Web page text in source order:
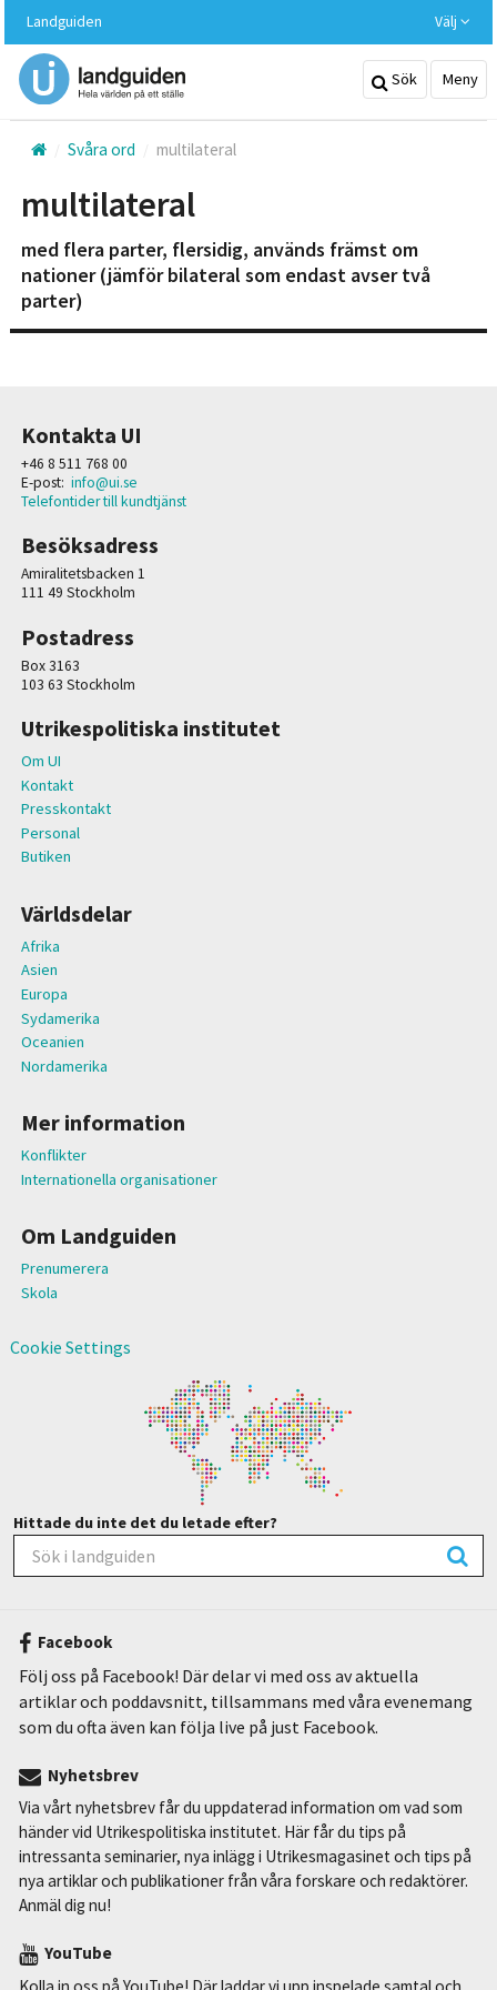
huvudinnehållet
Landguiden Välj
Sök Meny
Svåra ord multilateral
multilateral
med flera parter, flersidig, används främst om
nationer (jämför bilateral som endast avser två
parter)
Kontakta UI
+46 8 511 768 00
E-post: info@ui.se
Telefontider till kundtjänst
Besöksadress
Amiralitetsbacken 1
111 49 Stockholm
Postadress
Box 3163
103 63 Stockholm
Utrikespolitiska institutet
Om UI
Kontakt
Presskontakt
Personal
Butiken
Världsdelar
Afrika
Asien
Europa
Sydamerika
Oceanien
Nordamerika
Mer information
Konflikter
Internationella organisationer
Om Landguiden
Prenumerera
Skola
Cookie Settings
Hittade du inte det du letade efter?
Facebook
Följ oss på Facebook! Där delar vi med oss av aktuella
artiklar och poddavsnitt, tillsammans med våra evenemang
som du ofta även kan följa live på just Facebook.
Nyhetsbrev
Via vårt nyhetsbrev får du uppdaterad information om vad som
händer vid Utrikespolitiska institutet. Här får du tips på
intressanta seminarier, nya inlägg i Utrikesmagasinet och tips på
nya artiklar och publikationer från våra forskare och redaktörer.
Anmäl dig nu!
YouTube
Kolla in oss på YouTube! Där laddar vi upp inspelade samtal och